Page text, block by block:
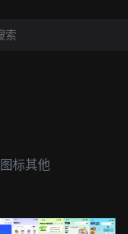
图标其他